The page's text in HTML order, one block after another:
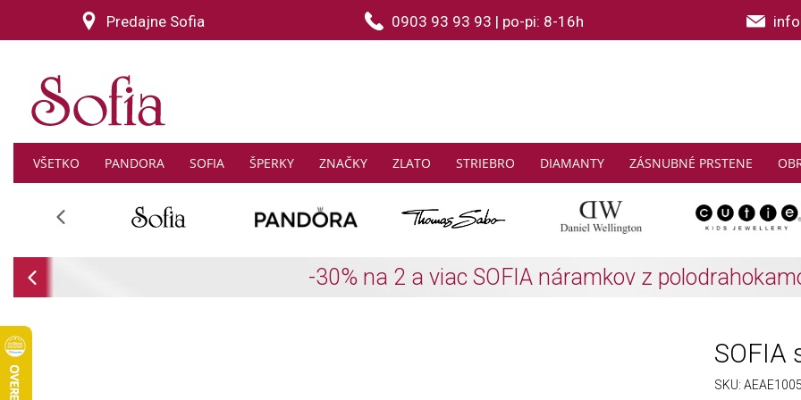
Predajne Sofia 0903 93 93 93 | po-pi: 8-16h
VŠETKO PANDORA SOFIA ŠPERKY ZNAČKY ZLATO STRIEBRO DIAMANTY ZÁSNUBNÉ PRSTENE
THOMAS SABO: Zbierajte a ušetrite Zistiť viac
SOFIA
SKU: